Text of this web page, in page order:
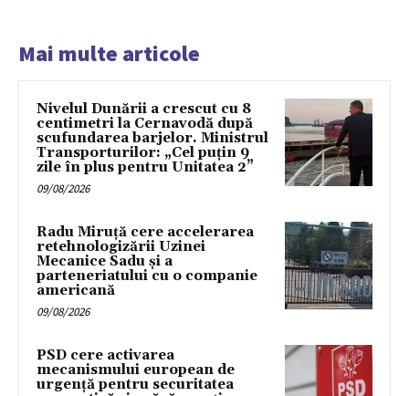
Mai multe articole
Nivelul Dunării a crescut cu 8
centimetri la Cernavodă după
scufundarea barjelor. Ministrul
Transporturilor: „Cel puțin 9
zile în plus pentru Unitatea 2”
09/08/2026
Radu Miruță cere accelerarea
retehnologizării Uzinei
Mecanice Sadu și a
parteneriatului cu o companie
americană
09/08/2026
PSD cere activarea
mecanismului european de
urgență pentru securitatea